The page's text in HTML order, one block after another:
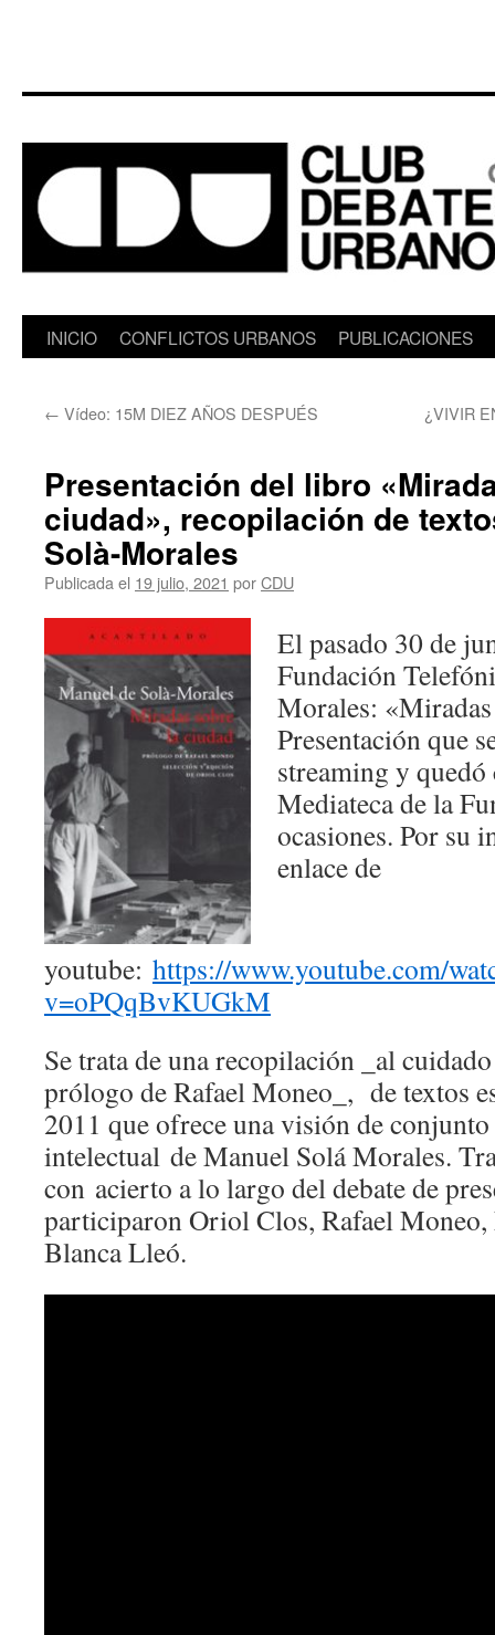
Saltar
contenido
INICIO CONFLICTOS URBANOS PUBLICACIONES
← Vídeo: 15M DIEZ AÑOS DESPUÉS ¿VIVIR
Presentación del libro
ciudad», recopilación de
Solà-Morales
Publicada el 19 julio, 2021 porCDU
El pasado 30 de
Fundación
Morales:
Presentación que
streaming y
Mediateca de la
ocasiones. Por su
enlace de
youtube: https://www.youtube.com/
v=oPQqBvKUGkM
Se trata de una recopilación _al
prólogo de Rafael Moneo_, de textos
2011 que ofrece una visión de
intelectual de Manuel Solá Morales.
con acierto a lo largo del debate de
participaron Oriol Clos, Rafael Moneo,
Blanca Lleó.